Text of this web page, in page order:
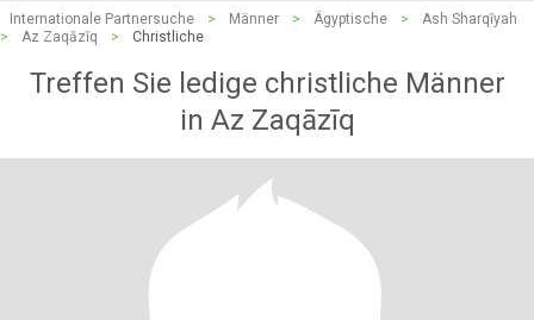
Internationale Partnersuche > Männer > Ägyptische >
Ash Sharqīyah
>
Az Zaqāzīq > Christliche
Treffen Sie ledige christliche Männer
in Az Zaqāzīq